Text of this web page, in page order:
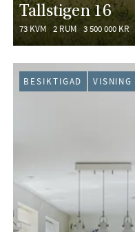
Tallstigen 16
73 KVM 2 RUM 3 500 000 KR
BESIKTIGAD VISNING